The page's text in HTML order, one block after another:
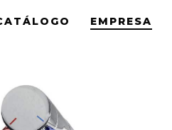
EMPRESA